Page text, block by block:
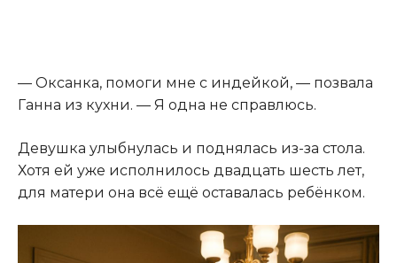
— Оксанка, помоги мне с индейкой, — позвала
Ганна из кухни. — Я одна не справлюсь.
Девушка улыбнулась и поднялась из-за стола.
Хотя ей уже исполнилось двадцать шесть лет,
для матери она всё ещё оставалась ребёнком.